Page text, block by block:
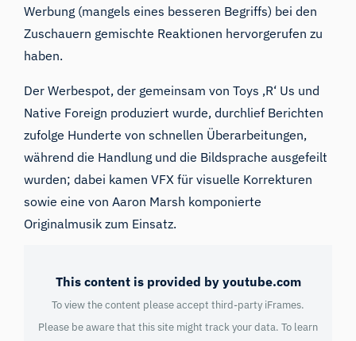
Werbung (mangels eines besseren Begriffs) bei den
Zuschauern gemischte Reaktionen hervorgerufen zu
haben.
Der Werbespot, der gemeinsam von Toys ‚R‘ Us und
Native Foreign produziert wurde, durchlief Berichten
zufolge Hunderte von schnellen Überarbeitungen,
während die Handlung und die Bildsprache ausgefeilt
wurden; dabei kamen VFX für visuelle Korrekturen
sowie eine von Aaron Marsh komponierte
Originalmusik zum Einsatz.
This content is provided by youtube.com
To view the content please accept third-party iFrames.
Please be aware that this site might track your data. To learn